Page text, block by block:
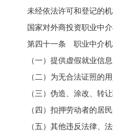
未经依法许可和登记的机
国家对外商投资职业中
第四十一条 职业中介机
（一）提供虚假就业信息
（二）为无合法证照的用
（三）伪造、涂改、转让
（四）扣押劳动者的居
（五）其他违反法律、法